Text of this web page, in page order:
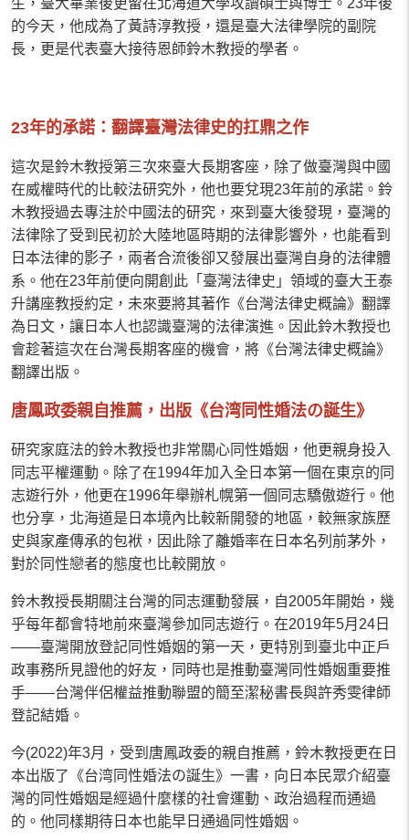
生，臺大畢業後更留在北海道大學攻讀碩士與博士。23年後
的今天，他成為了黃詩淳教授，還是臺大法律學院的副院
長，更是代表臺大接待恩師鈴木教授的學者。
23年的承諾：翻譯臺灣法律史的扛鼎之作
這次是鈴木教授第三次來臺大長期客座，除了做臺灣與中國
在威權時代的比較法研究外，他也要兌現23年前的承諾。鈴
木教授過去專注於中國法的研究，來到臺大後發現，臺灣的
法律除了受到民初於大陸地區時期的法律影響外，也能看到
日本法律的影子，兩者合流後卻又發展出臺灣自身的法律體
系。他在23年前便向開創此「臺灣法律史」領域的臺大王泰
升講座教授約定，未來要將其著作《台灣法律史概論》翻譯
為日文，讓日本人也認識臺灣的法律演進。因此鈴木教授也
會趁著這次在台灣長期客座的機會，將《台灣法律史概論》
翻譯出版。
唐鳳政委親自推薦，出版《台湾同性婚法の誕生》
研究家庭法的鈴木教授也非常關心同性婚姻，他更親身投入
同志平權運動。除了在1994年加入全日本第一個在東京的同
志遊行外，他更在1996年舉辦札幌第一個同志驕傲遊行。他
也分享，北海道是日本境內比較新開發的地區，較無家族歷
史與家產傳承的包袱，因此除了離婚率在日本名列前茅外，
對於同性戀者的態度也比較開放。
鈴木教授長期關注台灣的同志運動發展，自2005年開始，幾
乎每年都會特地前來臺灣參加同志遊行。在2019年5月24日
——臺灣開放登記同性婚姻的第一天，更特別到臺北中正戶
政事務所見證他的好友，同時也是推動臺灣同性婚姻重要推
手——台灣伴侶權益推動聯盟的簡至潔秘書長與許秀雯律師
登記結婚。
今(2022)年3月，受到唐鳳政委的親自推薦，鈴木教授更在日
本出版了《台湾同性婚法の誕生》一書，向日本民眾介紹臺
灣的同性婚姻是經過什麼樣的社會運動、政治過程而通過
的。他同樣期待日本也能早日通過同性婚姻。